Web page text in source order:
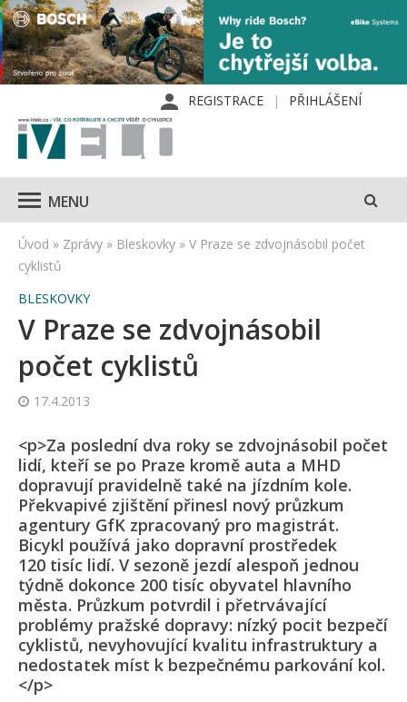
REGISTRACE PŘIHLÁŠENÍ
MENU
Úvod » Zprávy » Bleskovky » V Praze se zdvojnásobil počet
cyklistů
BLESKOVKY
V Praze se zdvojnásobil
počet cyklistů
17.4.2013
<p>Za poslední dva roky se zdvojnásobil počet
lidí, kteří se po Praze kromě auta a MHD
dopravují pravidelně také na jízdním kole.
Překvapivé zjištění přinesl nový průzkum
agentury GfK zpracovaný pro magistrát.
Bicykl používá jako dopravní prostředek
120 tisíc lidí. V sezoně jezdí alespoň jednou
týdně dokonce 200 tisíc obyvatel hlavního
města. Průzkum potvrdil i přetrvávající
problémy pražské dopravy: nízký pocit bezpečí
cyklistů, nevyhovující kvalitu infrastruktury a
nedostatek míst k bezpečnému parkování kol.
</p>